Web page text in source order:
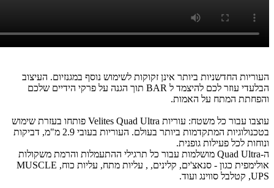
העוריות החדשניות ביותר אינן זקוקות לשימוש נוסף במגנזיום. העיצוב
הבלעדי עוזר לכם להיצמד ל BAR תוך הגנה על פרקי הידיים שלכם
והפחתת המתח על האמות.
עוצבו עבור כל משטח: עוריות Velites Quad Ultra פותחו בעזרת שימוש
בטכנולוגיות המתקדמות ביותר בעולם. העוריות בעובי 2.9 מ"מ, דביקות
ונוחות לכל פעילות גופנית.
ה-Quad Ultra מושלמות עבור כל תרגילי ההתעמלות והרמת משקולות
אולימפית כגון - סנאצ'ים, קלינים, , עליות מתח, עליות כוח, MUSCLE
UPS, קטלבל סווינג ועוד.